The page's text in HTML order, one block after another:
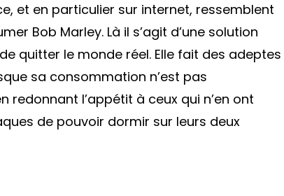
et en particulier sur internet, ressemblent
Bob Marley. Là il s’agit d’une solution
quitter le monde réel. Elle fait des adeptes
sa consommation n’est pas
redonnant l’appétit à ceux qui n’en ont
de pouvoir dormir sur leurs deux